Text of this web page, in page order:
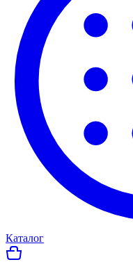
Каталог